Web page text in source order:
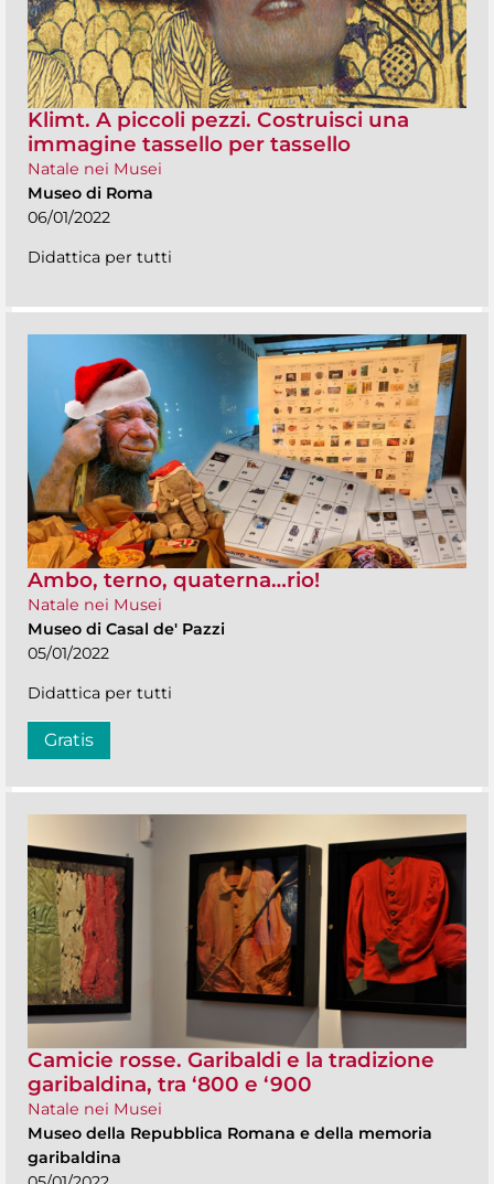
Klimt. A piccoli pezzi. Costruisci una
immagine tassello per tassello
Natale nei Musei
Museo di Roma
06/01/2022
Didattica per tutti
Ambo, terno, quaterna…rio!
Natale nei Musei
Museo di Casal de' Pazzi
05/01/2022
Didattica per tutti
Gratis
Camicie rosse. Garibaldi e la tradizione
garibaldina, tra ‘800 e ‘900
Natale nei Musei
Museo della Repubblica Romana e della memoria
garibaldina